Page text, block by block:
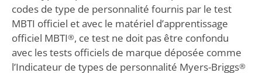
codes de type de personnalité fournis par le test
MBTI officiel et avec le matériel d’apprentissage
officiel MBTI®, ce test ne doit pas être confondu
avec les tests officiels de marque déposée comme
l’Indicateur de types de personnalité Myers-Briggs®